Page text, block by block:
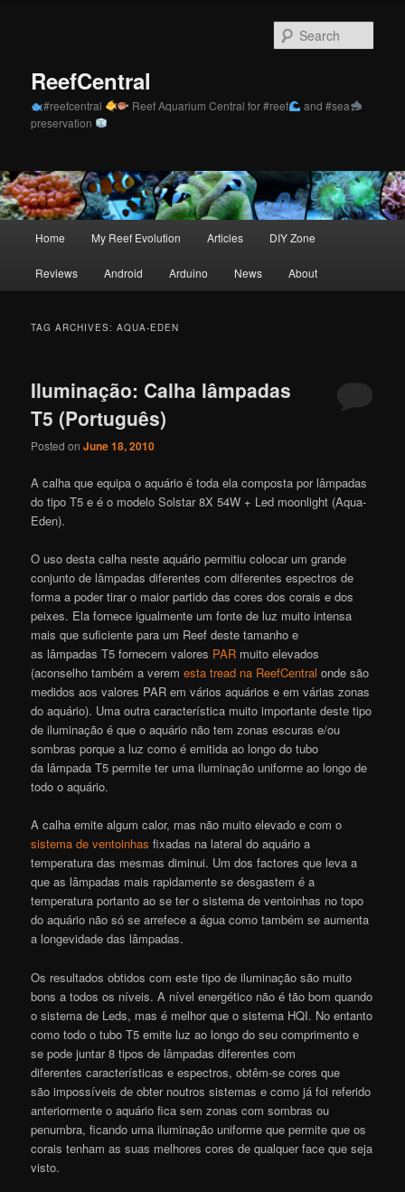
ReefCentral
#reefcentral Reef Aquarium Central for #reef
and #sea
preservation
Home My Reef Evolution Articles DIY Zone
Reviews Android Arduino News About
TAG ARCHIVES:AQUA-EDEN
Iluminação: Calha lâmpadas
T5 (Português)
Posted onJune 18, 2010
A calha que equipa o aquário é toda ela composta por lâmpadas
do tipo T5 e é o modelo Solstar 8X 54W + Led moonlight (Aqua-
Eden).
O uso desta calha neste aquário permitiu colocar um grande
conjunto de lâmpadas diferentes com diferentes espectros de
forma a poder tirar o maior partido das cores dos corais e dos
peixes. Ela fornece igualmente um fonte de luz muito intensa
mais que suficiente para um Reef deste tamanho e
as lâmpadas T5 fornecem valores PAR muito elevados
(aconselho também a veremesta tread na ReefCentral onde são
medidos aos valores PAR em vários aquários e em várias zonas
do aquário). Uma outra característica muito importante deste tipo
de iluminação é que o aquário não tem zonas escuras e/ou
sombras porque a luz como é emitida ao longo do tubo
da lâmpada T5 permite ter uma iluminação uniforme ao longo de
todo o aquário.
A calha emite algum calor, mas não muito elevado e com o
sistema de ventoinhas fixadas na lateral do aquário a
temperatura das mesmas diminui. Um dos factores que leva a
que as lâmpadas mais rapidamente se desgastem é a
temperatura portanto ao se ter o sistema de ventoinhas no topo
do aquário não só se arrefece a água como também se aumenta
a longevidade das lâmpadas.
Os resultados obtidos com este tipo de iluminação são muito
bons a todos os níveis. A nível energético não é tão bom quando
o sistema de Leds, mas é melhor que o sistema HQI. No entanto
como todo o tubo T5 emite luz ao longo do seu comprimento e
se pode juntar 8 tipos de lâmpadas diferentes com
diferentes características e espectros, obtêm-se cores que
são impossíveis de obter noutros sistemas e como já foi referido
anteriormente o aquário fica sem zonas com sombras ou
penumbra, ficando uma iluminação uniforme que permite que os
corais tenham as suas melhores cores de qualquer face que seja
visto.